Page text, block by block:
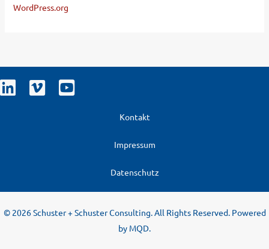
WordPress.org
Kontakt
Impressum
Datenschutz
© 2026 Schuster + Schuster Consulting. All Rights Reserved. Powered
by MQD.